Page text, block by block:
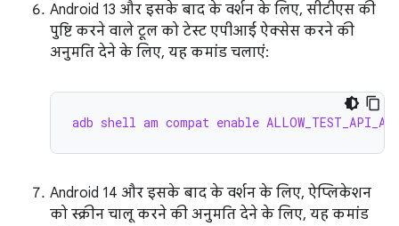
Android 13 और इसके बाद के वर्शन के लिए, सीटीएस की
पुष्टि करने वाले टूल को टेस्ट एपीआई ऐक्सेस करने की
अनुमति देने के लिए, यह कमांड चलाएं:
adb shell am compat enable
Android 14 और इसके बाद के वर्शन के लिए, ऐप्लिकेशन
को स्क्रीन चालू करने की अनुमति देने के लिए, यह कमांड